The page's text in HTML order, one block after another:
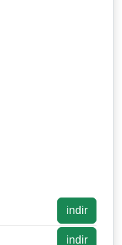
indir
indir